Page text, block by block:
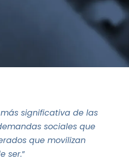
significativa de las
sociales que
que movilizan
ser.”